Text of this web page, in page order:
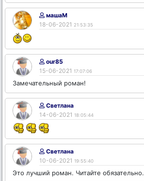
машаМ
18-06-2021 21:53:35
our85
15-06-2021 17:07:06
Замечательный роман!
Светлана
14-06-2021 18:05:44
Светлана
10-06-2021 19:55:40
Это лучший роман. Читайте обязательно.